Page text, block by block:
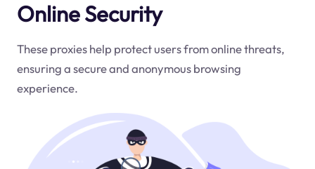
Online Security
These proxies help protect users from online threats,
ensuring a secure and anonymous browsing
experience.